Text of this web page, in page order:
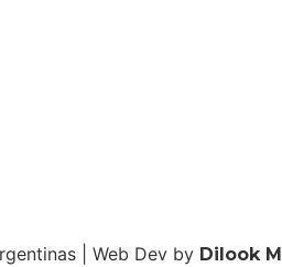
| Web Dev by Dilook